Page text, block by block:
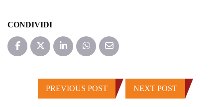
CONDIVIDI
PREVIOUS POST NEXT POST